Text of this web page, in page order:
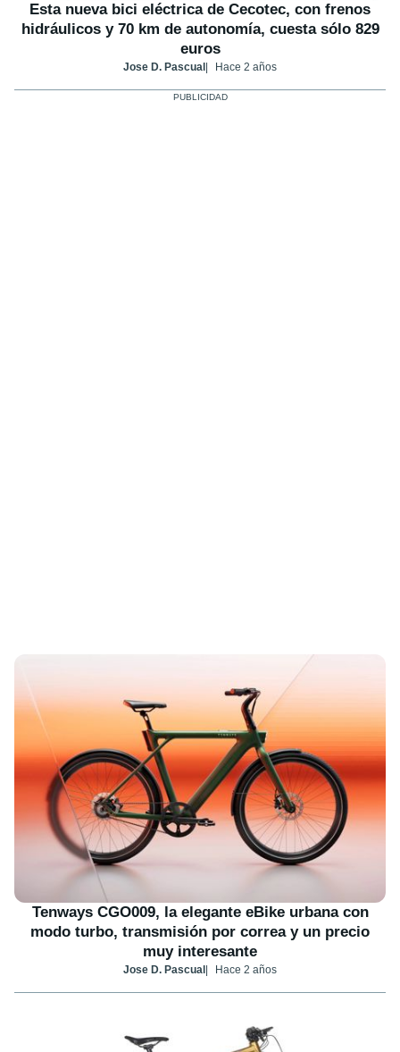
Esta nueva bici eléctrica de Cecotec, con frenos
hidráulicos y 70 km de autonomía, cuesta sólo 829
euros
Jose D. Pascual Hace 2 años
Tenways CGO009, la elegante eBike urbana con
modo turbo, transmisión por correa y un precio
muy interesante
Jose D. Pascual Hace 2 años